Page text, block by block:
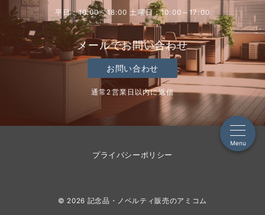
平日：10:00～18:00 土曜日：10:00～17:00
メールでお問い合わせ
お問い合わせ
通常2営業日以内に返信
プライバシーポリシー
© 2026 記念品・ノベルティ販売のアミコム
Menu